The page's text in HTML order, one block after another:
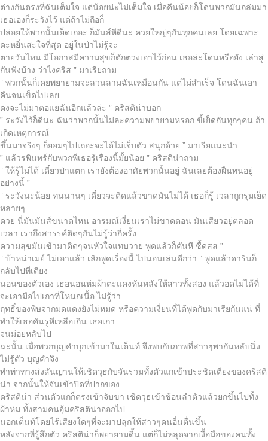
ต่างกันตรงที่ฉันเต็มใจ แต่น้อยน่ะไม่เต็มใจ เมื่อคืนน้อยก็โดนพวกมันถล่มมา
เธอเองก็ระวังไว้ แต่ถ้าไม่ถีอก็
ปล่อยให้พวกนั้นเย็ดเถอะ ก็มันส์หีดีนะ ควยใหญ่ๆกันทุกคนเลย โดยเฉพาะ
คะหยิ่นสะใจที่สุด อยู่ในป่าไม่รู้จะ
ตายวันไหน มีโอกาสมีความสุขก็ตักตวงเอาไว้ก่อน เธอล่ะโดนหรือยัง เล่าสู่
กันฟังบ้าง ว่าไงคริส ” มาเรียถาม
” พวกนั้นก็เคยพยายามจะลวนลามฉันเหมือนกัน แต่ไม่สำเร็จ โดนฉันเอา
คืนจนเข็ดไปเลย
คงจะไม่มาตอแยฉันอีกแล้วล่ะ ” คริสติน่าบอก
” ระวังไว้ก็ดีนะ ฉันว่าพวกนั้นไม่ละความพยายามหรอก ขี้เย็ดกันทุกๆคน ถ้า
เกิดเหตุการณ์
ขึ้นมาจริงๆ ก็ยอมๆไปเถอะจะได้ไม่เจ็บตัว สนุกด้วย ” มาเรียแนะนำ
” แล้วรพินทร์กับพวกพี่เธอรู้เรื่องนี้มั้ยน้อย ” คริสติน่าถาม
” ให้รู้ไม่ได้ เดี๋ยวป่าแตก เรายังต้องอาศัยพวกนั้นอยู่ ฉันเลยต้องฝืนทนอยู่
อย่างนี้ ”
” ระวังนะน้อย ทนนานๆ เดี๋ยวจะติดแล้วขาดมันไม่ได้ เธอก็รู้ เวลาถูกรุมเย็ด
หลายๆ
ควย นี่มันมันส์ขนาดไหน อารมณ์เงี่ยนเราไม่ขาดตอน มันเสียวอยู่ตลอด
เวลา เราถึงสวรรค์ติดๆกันไม่รู้ว่ากี่ครั้ง
ความสุขมันเข้ามาติดๆจนหัวใจแทบวาย พูดแล้วก็คันหี ซื้ดสส ”
” บ้าหน่าเมย์ ไม่เอาแล้ว เลิกพูดเรื่องนี้ ไปนอนเล่นดีกว่า ” พูดแล้วดารินก็
กลับไปที่เตียง
นอนของตัวเอง เธอนอนห่มผ้าตะแคงหันหลังให้สาวทั้งสอง แล้วอดไม่ได้ที่
จะเอามือไปเกาที่โหนกเนื้อ ไม่รู้ว่า
ฤทธิ์ของพิษจากมดแดงยังไม่หมด หรือความเงี่ยนที่ได้พูดกับมาเรียกันแน่ ที่
ทำให้เธอคันรูหีเหลือเกิน เธอเกา
จนม่อยหลับไป
ฉะนั้น เมื่อพวกบุญคำบุกเข้ามาในเต็นท์ จึงพบกับภาพที่สาวๆพากันหลับนิ่ง
ไม่รู้ตัว บุญคำจึง
ทำท่าทางส่งสันญานให้เชิดวุธกับจันรวมทั้งตัวแกเข้าประชิดเตียงของคริสติ
น่า จากนั้นให้จันเข้าปิดที่ปากของ
คริสติน่า ส่วนตัวแกก็ตรงเข้าจับขา เชิดวุธเข้าช้อนลำตัวแล้วยกขึ้นไปทั้ง
ผ้าห่ม ทั้งสามคนอุ้มคริสติน่าออกไป
นอกเต็นท์โดยไร้เสียงใดๆที่จะมาปลุกให้สาวๆคนอื่นตื่นขึ้น
หลังจากที่รู้สึกตัว คริสติน่าก็พยายามดิ้น แต่ก็ไม่หลุดจากเงื้อมือของคนทั้ง